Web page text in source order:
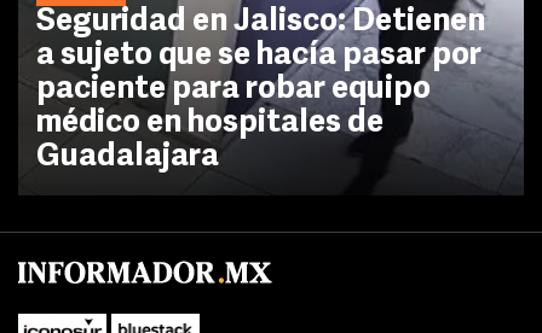
Seguridad en Jalisco: Detienen
a sujeto que se hacía pasar por
paciente para robar equipo
médico en hospitales de
Guadalajara